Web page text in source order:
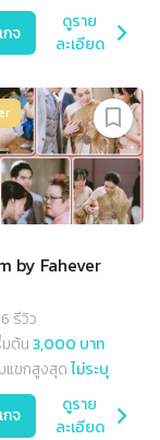
จ
ดูราย
ละเอียด
by Fahever
รีวิว
มต้น3,000 บาท
แขกสูงสุดไม่ระบุ
จ
ดูราย
ละเอียด